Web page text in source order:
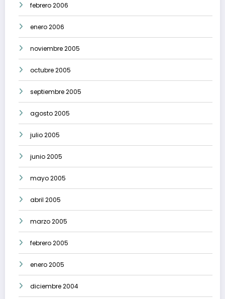
febrero 2006
enero 2006
noviembre 2005
octubre 2005
septiembre 2005
agosto 2005
julio 2005
junio 2005
mayo 2005
abril 2005
marzo 2005
febrero 2005
enero 2005
diciembre 2004